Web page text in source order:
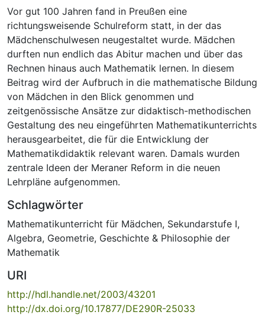
Vor gut 100 Jahren fand in Preußen eine
richtungsweisende Schulreform statt, in der das
Mädchenschulwesen neugestaltet wurde. Mädchen
durften nun endlich das Abitur machen und über das
Rechnen hinaus auch Mathematik lernen. In diesem
Beitrag wird der Aufbruch in die mathematische Bildung
von Mädchen in den Blick genommen und
zeitgenössische Ansätze zur didaktisch-methodischen
Gestaltung des neu eingeführten Mathematikunterrichts
herausgearbeitet, die für die Entwicklung der
Mathematikdidaktik relevant waren. Damals wurden
zentrale Ideen der Meraner Reform in die neuen
Lehrpläne aufgenommen.
Schlagwörter
Mathematikunterricht für Mädchen, Sekundarstufe I,
Algebra, Geometrie, Geschichte & Philosophie der
Mathematik
URI
http://hdl.handle.net/2003/43201
http://dx.doi.org/10.17877/DE290R-25033